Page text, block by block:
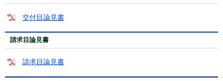
交付目論見書
請求目論見書
請求目論見書